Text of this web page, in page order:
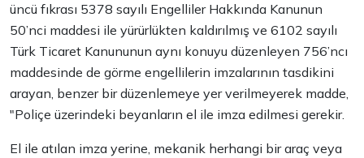
üncü fıkrası 5378 sayılı Engelliler Hakkında Kanunun
50’nci maddesi ile yürürlükten kaldırılmış ve 6102 sayılı
Türk Ticaret Kanununun aynı konuyu düzenleyen 756’ncı
maddesinde de görme engellilerin imzalarının tasdikini
arayan, benzer bir düzenlemeye yer verilmeyerek madde,
"Poliçe üzerindeki beyanların el ile imza edilmesi gerekir.
El ile atılan imza yerine, mekanik herhangi bir araç veya